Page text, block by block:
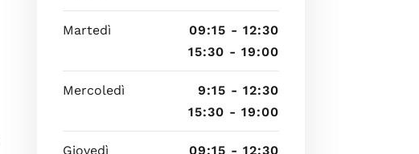
Martedì
09:15 - 12:30
15:30 - 19:00
Mercoledì
9:15 - 12:30
15:30 - 19:00
Giovedì
09:15 - 12:30